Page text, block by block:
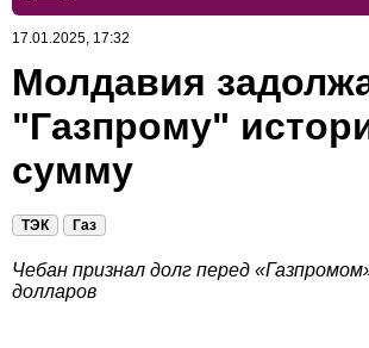
17.01.2025, 17:32
Молдавия
"Газпрому"
сумму
ТЭК Газ
Чебан признал долг перед
долларов